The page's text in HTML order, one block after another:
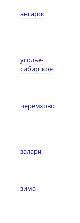
ангарск
усолье-
сибирское
черемхово
залари
зима